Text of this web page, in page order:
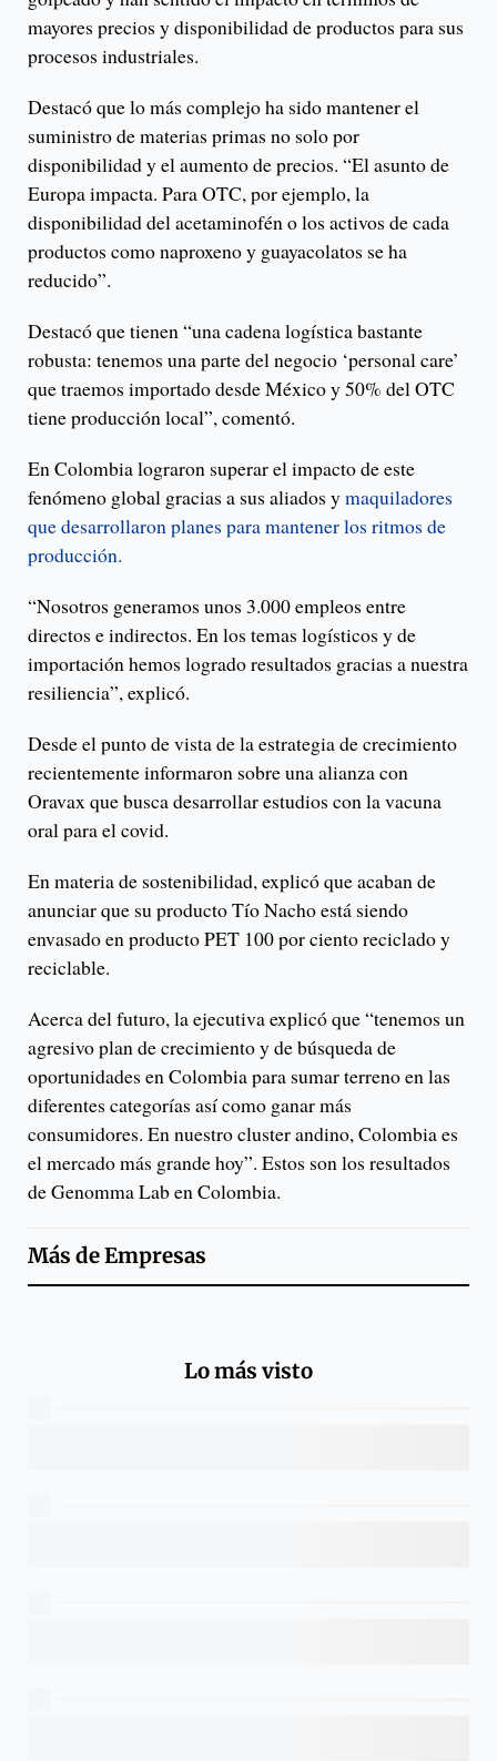
mayores precios y disponibilidad de productos para sus
procesos industriales.
Destacó que lo más complejo ha sido mantener el
suministro de materias primas no solo por
disponibilidad y el aumento de precios. “El asunto de
Europa impacta. Para OTC, por ejemplo, la
disponibilidad del acetaminofén o los activos de cada
productos como naproxeno y guayacolatos se ha
reducido”.
Destacó que tienen “una cadena logística bastante
robusta: tenemos una parte del negocio ‘personal care’
que traemos importado desde México y 50% del OTC
tiene producción local”, comentó.
En Colombia lograron superar el impacto de este
fenómeno global gracias a sus aliados ymaquiladores
que desarrollaron planes para mantener los ritmos de
producción.
“Nosotros generamos unos 3.000 empleos entre
directos e indirectos. En los temas logísticos y de
importación hemos logrado resultados gracias a nuestra
resiliencia”, explicó.
Desde el punto de vista de la estrategia de crecimiento
recientemente informaron sobre una alianza con
Oravax que busca desarrollar estudios con la vacuna
oral para el covid.
En materia de sostenibilidad, explicó que acaban de
anunciar que su producto Tío Nacho está siendo
envasado en producto PET 100 por ciento reciclado y
reciclable.
Acerca del futuro, la ejecutiva explicó que “tenemos un
agresivo plan de crecimiento y de búsqueda de
oportunidades en Colombia para sumar terreno en las
diferentes categorías así como ganar más
consumidores. En nuestro cluster andino, Colombia es
el mercado más grande hoy”. Estos son los resultados
de Genomma Lab en Colombia.
Más deEmpresas
Lo más visto